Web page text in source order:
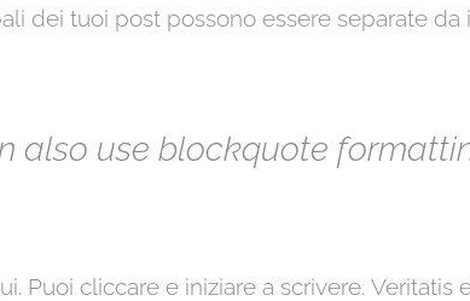
dei tuoi post possono essere separate
also use blockquote
Puoi cliccare e iniziare a scrivere.